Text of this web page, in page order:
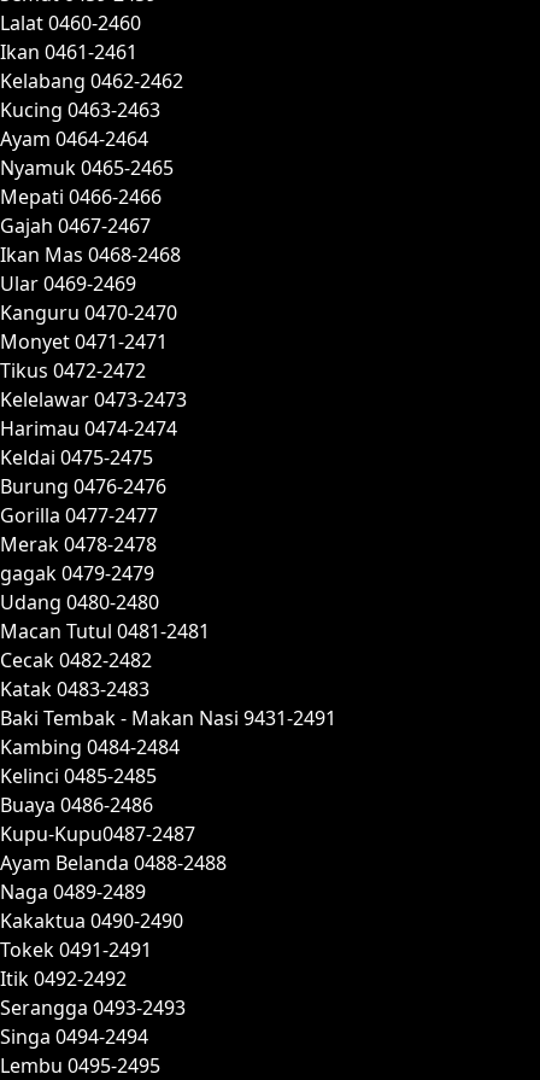
Lalat 0460-2460
Ikan 0461-2461
Kelabang 0462-2462
Kucing 0463-2463
Ayam 0464-2464
Nyamuk 0465-2465
Mepati 0466-2466
Gajah 0467-2467
Ikan Mas 0468-2468
Ular 0469-2469
Kanguru 0470-2470
Monyet 0471-2471
Tikus 0472-2472
Kelelawar 0473-2473
Harimau 0474-2474
Keldai 0475-2475
Burung 0476-2476
Gorilla 0477-2477
Merak 0478-2478
gagak 0479-2479
Udang 0480-2480
Macan Tutul 0481-2481
Cecak 0482-2482
Katak 0483-2483
Baki Tembak - Makan Nasi 9431-2491
Kambing 0484-2484
Kelinci 0485-2485
Buaya 0486-2486
Kupu-Kupu0487-2487
Ayam Belanda 0488-2488
Naga 0489-2489
Kakaktua 0490-2490
Tokek 0491-2491
Itik 0492-2492
Serangga 0493-2493
Singa 0494-2494
Lembu 0495-2495